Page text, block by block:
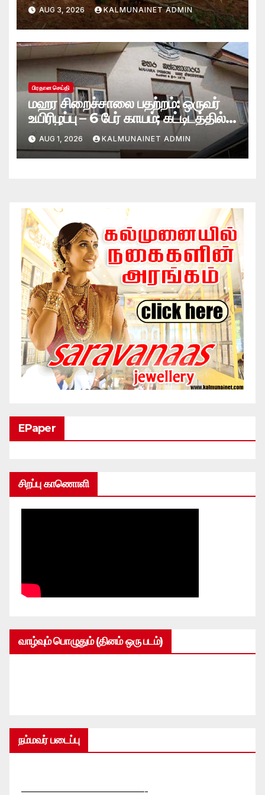
AUG 3, 2026 KALMUNAINET ADMIN
பிரதான செய்தி
மஹர சிறைச்சாலை பதற்றம்: ஒருவர்
உயிரிழப்பு – 6 பேர் காயம்; கட்டிடத்தில்
பாரிய தீ
AUG 1, 2026 KALMUNAINET ADMIN
EPaper
சிறப்பு காணொளி
வாழ்வும் பொழுதும் (தினம் ஒரு படம்)
நம்மவர் படைப்பு
—————————————-